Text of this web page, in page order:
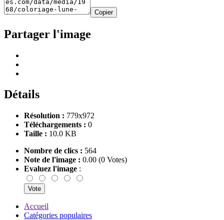
Copier
Partager l'image
Détails
Résolution : 779x972
Téléchargements : 0
Taille : 10.0 KB
Nombre de clics : 564
Note de l'image : 0.00 (0 Votes)
Evaluez l'image :
Accueil
Catégories populaires